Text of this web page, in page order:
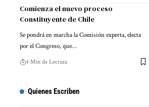
Comienza el nuevo proceso
Constituyente de Chile
Se pondrá en marcha la Comisión experta, electa
por el Congreso, que…
4 Min de Lectura
Quienes Escriben